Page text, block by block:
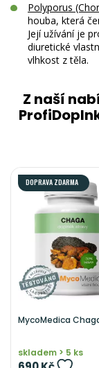
Polyporus
houba, která
Její užívání je
diuretické
vlhkost z těla.
Z naší
DOPRAVA ZDARMA
MycoMedica
skladem > 5 ks